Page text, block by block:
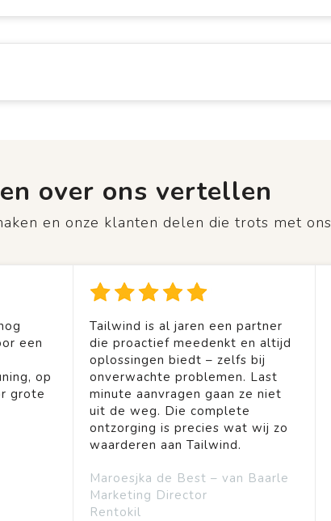
over ons vertellen
en onze klanten delen die trots met ons
een
op
grote
Tailwind is al jaren een partner
die proactief meedenkt en altijd
oplossingen biedt – zelfs bij
onverwachte problemen. Last
minute aanvragen gaan ze niet
uit de weg. Die complete
ontzorging is precies wat wij zo
waarderen aan Tailwind.
Maroesjka de Best – van Baarle
Marketing Director
Rentokil